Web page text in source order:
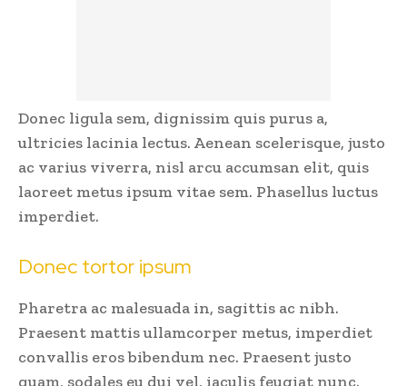
Donec ligula sem, dignissim quis purus a,
ultricies lacinia lectus. Aenean scelerisque, justo
ac varius viverra, nisl arcu accumsan elit, quis
laoreet metus ipsum vitae sem. Phasellus luctus
imperdiet.
Donec tortor ipsum
Pharetra ac malesuada in, sagittis ac nibh.
Praesent mattis ullamcorper metus, imperdiet
convallis eros bibendum nec. Praesent justo
quam, sodales eu dui vel, iaculis feugiat nunc.